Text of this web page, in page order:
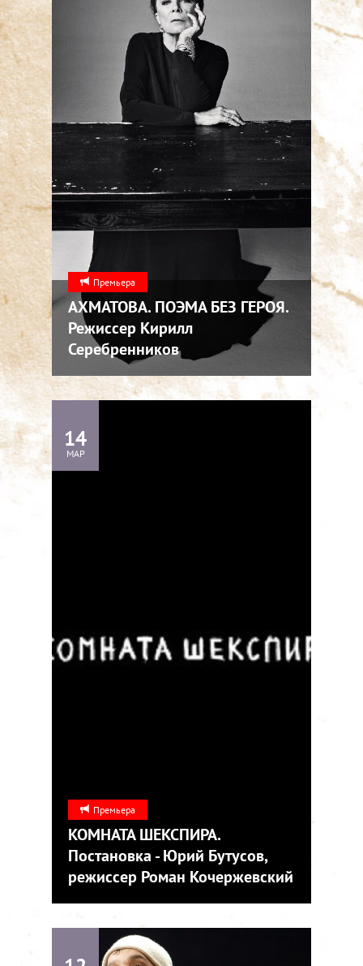
АХМАТОВА. ПОЭМА БЕЗ ГЕРОЯ.
Режиссер Кирилл
Серебренников
Премьера
14
МАР
КОМНАТА ШЕКСПИРА.
Постановка - Юрий Бутусов,
режиссер Роман Кочержевский
Премьера